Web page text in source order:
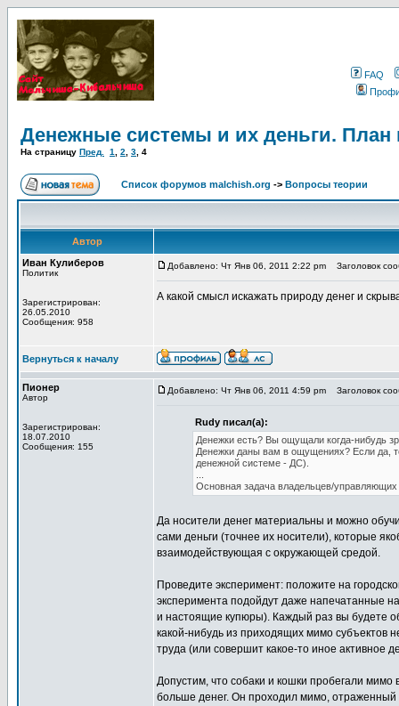
FAQ
Денежные системы и их деньги. План
На страницу Пред. 1 2 3 4
Список форумов malchish.org -> Вопросы теории
Автор
Иван Кулиберов
Политик
Зарегистрирован:
26.05.2010
Сообщения: 958
Добавлено: Чт Янв 06, 2011 2:22 pm Заголовок
А какой смысл искажать природу денег и
Вернуться к началу
Пионер
Автор
Зарегистрирован:
18.07.2010
Сообщения: 155
Добавлено: Чт Янв 06, 2011 4:59 pm Заголовок
Rudy писал(а):
Денежки есть? Вы ощущали когда-нибудь
Денежки даны вам в ощущениях? Если да,
денежной системе - ДС).
Основная задача владельцев/
Да носители денег материальны и можно
сами деньги (точнее их носители), которые
взаимодействующая с окружающей средой.
Проведите эксперимент: положите на
эксперимента подойдут даже напечатанные
и настоящие купюры). Каждый раз вы будете
какой-нибудь из приходящих мимо субъектов
труда (или совершит какое-то иное активное
Допустим, что собаки и кошки пробегали мимо
больше денег. Он проходил мимо,